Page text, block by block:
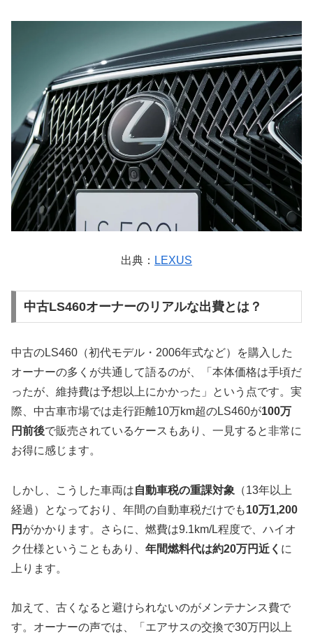
出典： LEXUS
中古LS460オーナーのリアルな出費とは？
中古のLS460（初代モデル・2006年式など）を購入した
オーナーの多くが共通して語るのが、「本体価格は手頃だ
ったが、維持費は予想以上にかかった」という点です。実
際、中古車市場では走行距離10万km超のLS460が100万
円前後で販売されているケースもあり、一見すると非常に
お得に感じます。
しかし、こうした車両は自動車税の重課対象 （13年以上
経過）となっており、年間の自動車税だけでも10万1,200
円 がかかります。さらに、燃費は9.1km/L程度で、ハイオ
ク仕様ということもあり、 年間燃料代は約20万円近く に
上ります。
加えて、古くなると避けられないのがメンテナンス費で
す。オーナーの声では、「エアサスの交換で30万円以上